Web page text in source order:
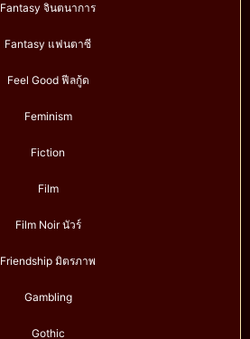
Fantasy จินตนาการ
Fantasy แฟนตาซี
Feel Good ฟีลกู้ด
Feminism
Fiction
Film
Film Noir นัวร์
Friendship มิตรภาพ
Gambling
Gothic